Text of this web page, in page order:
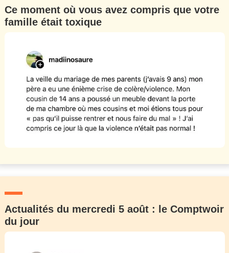
Ce moment où vous avez compris que votre
famille était toxique
Actualités du mercredi 5 août : le Comptwoir
du jour